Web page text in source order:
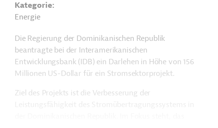
Kategorie
Energie
Die Regierung der Dominikanischen Republik
beantragte bei der Interamerikanischen
Entwicklungsbank (IDB) ein Darlehen in Höhe von 156
Millionen US-Dollar für ein Stromsektorprojekt.
Ziel des Projekts ist die Verbesserung der